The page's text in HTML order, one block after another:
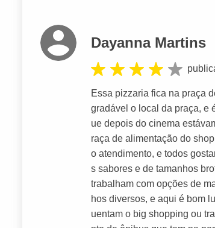
Dayanna Martins
Essa pizzaria fica na praça
gradável o local da praça, e
ue depois do cinema
raça de alimentação do
o atendimento, e todos
s sabores e de tamanhos
trabalham com opções de
hos diversos, e aqui é bom
uentam o big shopping ou